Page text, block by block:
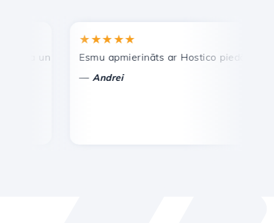
un efektīva tehniskā atbalsta dienests.
★★★★★
Esmu apmierināts ar Hostico piedāvātajiem
Andrei